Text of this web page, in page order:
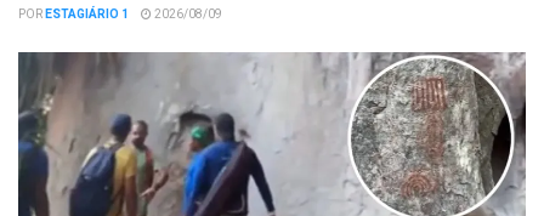
PORESTAGIÁRIO 1 2026/08/09